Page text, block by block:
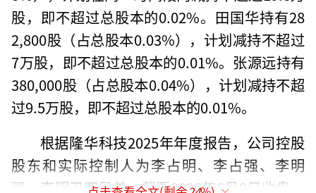
股，即不超过总股本的0.02%。田国华持有28
2,800股（占总股本0.03%），计划减持不超过
7万股，即不超过总股本的0.01%。张源远持有
380,000股（占总股本0.04%），计划减持不超
过9.5万股，即不超过总股本的0.01%。
根据隆华科技2025年年度报告，公司控股
股东和实际控制人为李占明、李占强、李明
强、李明卫四兄弟。截至2026年6月9日收盘，